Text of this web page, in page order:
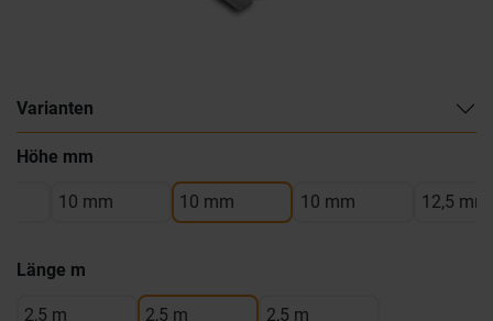
Varianten
Höhe mm
10 mm 10 mm 10 mm 12,5 mm
Länge m
2,5 m 2,5 m 2,5 m